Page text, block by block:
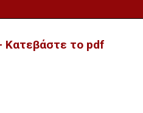
το pdf